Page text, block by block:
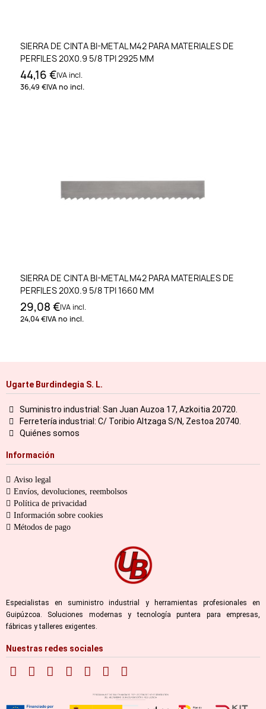
SIERRA DE CINTA BI-METAL M42 PARA MATERIALES DE
PERFILES 20X0.9 5/8 TPI 2925 MM
44,16 €IVA incl.
36,49 €IVA no incl.
SIERRA DE CINTA BI-METAL M42 PARA MATERIALES DE
PERFILES 20X0.9 5/8 TPI 1660 MM
29,08 €IVA incl.
24,04 €IVA no incl.
Ugarte Burdindegia S. L.
Suministro industrial: San Juan Auzoa 17, Azkoitia 20720.
Ferretería industrial: C/ Toribio Altzaga S/N, Zestoa 20740.
Quiénes somos
Información
Aviso legal
Envíos, devoluciones, reembolsos
Política de privacidad
Información sobre cookies
Métodos de pago
Especialistas en suministro industrial y herramientas profesionales en
Guipúzcoa. Soluciones modernas y tecnología puntera para empresas,
fábricas y talleres exigentes.
Nuestras redes sociales